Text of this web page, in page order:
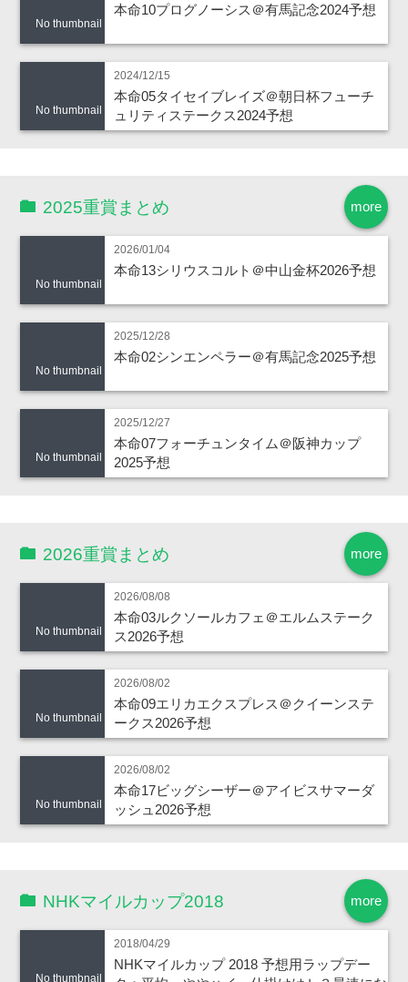
No thumbnail
本命10プログノーシス＠有馬記念2024予想
No thumbnail
2024/12/15
本命05タイセイブレイズ＠朝日杯フューチ
ュリティステークス2024予想
more
2025重賞まとめ
No thumbnail
2026/01/04
本命13シリウスコルト＠中山金杯2026予想
No thumbnail
2025/12/28
本命02シンエンペラー＠有馬記念2025予想
No thumbnail
2025/12/27
本命07フォーチュンタイム＠阪神カップ
2025予想
more
2026重賞まとめ
No thumbnail
2026/08/08
本命03ルクソールカフェ＠エルムステーク
ス2026予想
No thumbnail
2026/08/02
本命09エリカエクスプレス＠クイーンステ
ークス2026予想
No thumbnail
2026/08/02
本命17ビッグシーザー＠アイビスサマーダ
ッシュ2026予想
more
NHKマイルカップ2018
No thumbnail
2018/04/29
NHKマイルカップ 2018 予想用ラップデー